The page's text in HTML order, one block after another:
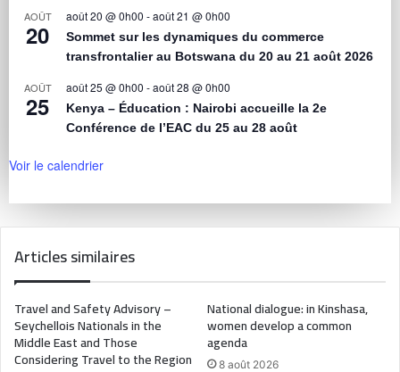
AOÛT
20
août 20 @ 0h00 -août 21 @ 0h00
Sommet sur les dynamiques du commerce
transfrontalier au Botswana du 20 au 21 août 2026
AOÛT
25
août 25 @ 0h00 -août 28 @ 0h00
Kenya – Éducation : Nairobi accueille la 2e
Conférence de l’EAC du 25 au 28 août
Voir le calendrier
Articles similaires
Travel and Safety Advisory –
Seychellois Nationals in the
Middle East and Those
Considering Travel to the Region
National dialogue: in Kinshasa,
women develop a common
agenda
8 août 2026